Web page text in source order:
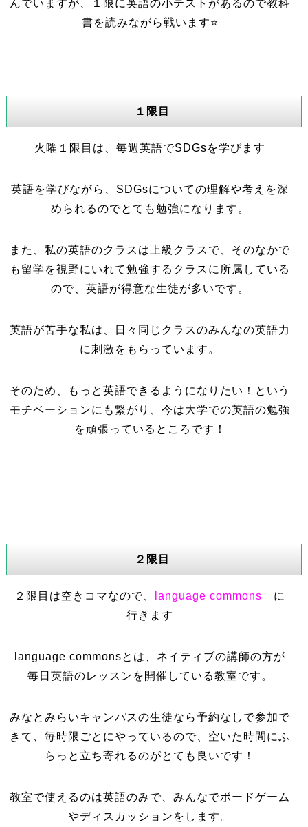
んでいますが、１限に英語の小テストがあるので教科
書を読みながら戦います⭐
１限目
火曜１限目は、毎週英語でSDGsを学びます
英語を学びながら、SDGsについての理解や考えを深
められるのでとても勉強になります。
また、私の英語のクラスは上級クラスで、そのなかで
も留学を視野にいれて勉強するクラスに所属している
ので、英語が得意な生徒が多いです。
英語が苦手な私は、日々同じクラスのみんなの英語力
に刺激をもらっています。
そのため、もっと英語できるようになりたい！という
モチベーションにも繋がり、今は大学での英語の勉強
を頑張っているところです！
２限目
２限目は空きコマなので、 language commons に
行きます
language commonsとは、ネイティブの講師の方が
毎日英語のレッスンを開催している教室です。
みなとみらいキャンパスの生徒なら予約なしで参加で
きて、毎時限ごとにやっているので、空いた時間にふ
らっと立ち寄れるのがとても良いです！
教室で使えるのは英語のみで、みんなでボードゲーム
やディスカッションをします。